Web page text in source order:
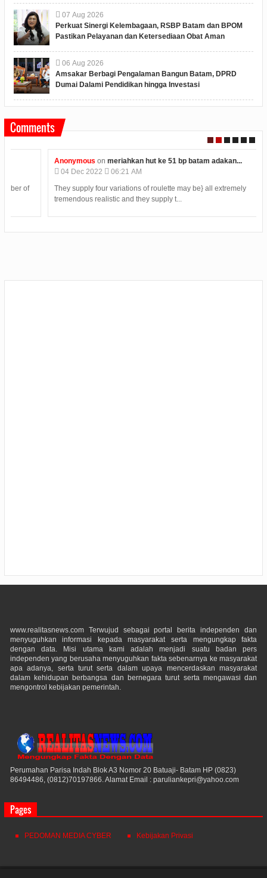
07 Aug 2026
Perkuat Sinergi Kelembagaan, RSBP Batam dan BPOM
Pastikan Pelayanan dan Ketersediaan Obat Aman
06 Aug 2026
Amsakar Berbagi Pengalaman Bangun Batam, DPRD
Dumai Dalami Pendidikan hingga Investasi
Comments
Anonymousonmeriahkan hut ke 51 bp batam adakan...
2022
06:21 AM
They supply four variations of roulette may be} all extremely
tremendous realistic and they supply t...
www.realitasnews.com Terwujud sebagai portal berita independen dan
menyuguhkan informasi kepada masyarakat serta mengungkap fakta
dengan data. Misi utama kami adalah menjadi suatu badan pers
independen yang berusaha menyuguhkan fakta sebenarnya ke masyarakat
apa adanya, serta turut serta dalam upaya mencerdaskan masyarakat
dalam kehidupan berbangsa dan bernegara turut serta mengawasi dan
mengontrol kebijakan pemerintah.
Perumahan Parisa Indah Blok A3 Nomor 20 Batuaji- Batam HP (0823)
86494486, (0812)70197866. Alamat Email : paruliankepri@yahoo.com
Pages
PEDOMAN MEDIA CYBER Kebijakan Privasi